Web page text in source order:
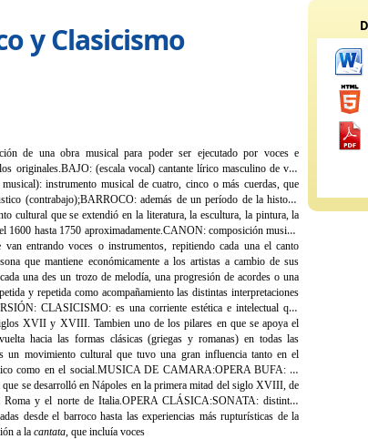
y Clasicismo
de una obra musical para poder ser ejecutado por voces e
originales.BAJO: (escala vocal) cantante lírico masculino de voz
instrumento musical de cuatro, cinco o más cuerdas, que
(contrabajo);BARROCO: además de un período de la historia
cultural que se extendió en la literatura, la escultura, la pintura, la
1600 hasta 1750 aproximadamente.CANON: composición musical
van entrando voces o instrumentos, repitiendo cada una el canto
que mantiene económicamente a los artistas a cambio de sus
una des un trozo de melodía, una progresión de acordes o una
y repetida como acompañamiento las distintas interpretaciones
CLASICISMO: es una corriente estética e intelectual que
XVII y XVIII. Tambien uno de los pilares en que se apoya el
hacia las formas clásicas (griegas y romanas) en todas las
un movimiento cultural que tuvo una gran influencia tanto en el
como en el social.MUSICA DE CAMARA:OPERA BUFA: es
que se desarrolló en Nápoles en la primera mitad del siglo XVIII, de
Roma y el norte de Italia.OPERA CLÁSICA:SONATA: distintas
desde el barroco hasta las experiencias más rupturísticas de la
a la cantata, que incluía voces